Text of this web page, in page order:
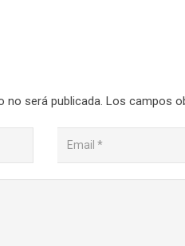
no será publicada. Los campos